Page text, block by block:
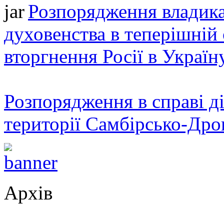
Розпорядження
духовенства в теперішній
вторгнення Росії в
Розпорядження в справі
території Самбірсько-
Архів